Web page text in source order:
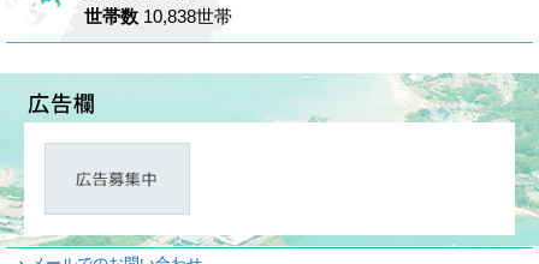
世帯数 10,838世帯